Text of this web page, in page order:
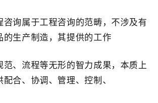
咨询属于工程咨询的范畴，不涉及有
的生产制造，其提供的工作
范、流程等无形的智力成果，本质上
配合、协调、管理、控制、